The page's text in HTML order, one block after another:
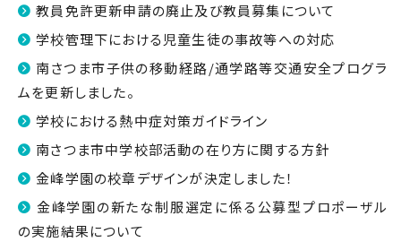
教員免許更新申請の廃止及び教員募集について
学校管理下における児童生徒の事故等への対応
南さつま市子供の移動経路/通学路等交通安全プログラ
ムを更新しました。
学校における熱中症対策ガイドライン
南さつま市中学校部活動の在り方に関する方針
金峰学園の校章デザインが決定しました！
金峰学園の新たな制服選定に係る公募型プロポーザル
の実施結果について